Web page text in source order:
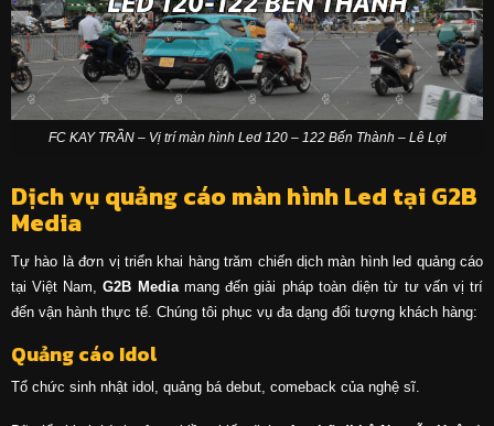
FC KAY TRẦN – Vị trí màn hình Led 120 – 122 Bến Thành – Lê Lợi
Dịch vụ quảng cáo màn hình Led tại G2B
Media
Tự hào là đơn vị triển khai hàng trăm chiến dịch màn hình led quảng cáo
tại Việt Nam,G2B Mediamang đến giải pháp toàn diện từ tư vấn vị trí
đến vận hành thực tế. Chúng tôi phục vụ đa dạng đối tượng khách hàng:
Quảng cáo Idol
Tổ chức sinh nhật idol, quảng bá debut, comeback của nghệ sĩ.